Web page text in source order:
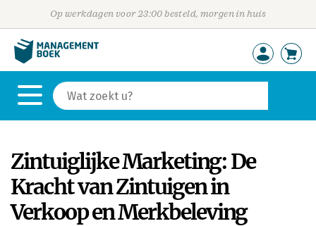
Op werkdagen voor 23:00 besteld, morgen in huis
Zintuiglijke Marketing: De
Kracht van Zintuigen in
Verkoop en Merkbeleving